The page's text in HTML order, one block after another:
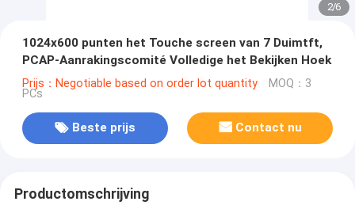
2/6
1024x600 punten het Touche screen van 7 Duimtft,
PCAP-Aanrakingscomité Volledige het Bekijken Hoek
Prijs：Negotiable based on order lot quantity MOQ：3
PCs
Beste prijs Contact nu
Productomschrijving